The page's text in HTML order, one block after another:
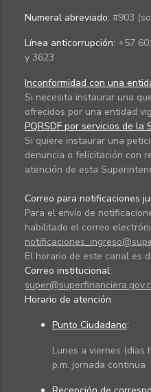
Numeral abreviado: #903
Línea anticorrupción: +57
y 3623
Inconformidad con una
Si necesita instaurar una
ofrecidos por una entidad
PQRSDF por servicios de la
Si quiere instaurar una
denuncia o felicitación con
atención de esta
Correo para notificaciones
Para el envío de
habilitado el correo
El horario de este canal es
Correo institucional:
Horario de atención
Punto Ciudadano:
Lunes a viernes (días
p.m. jornada continua